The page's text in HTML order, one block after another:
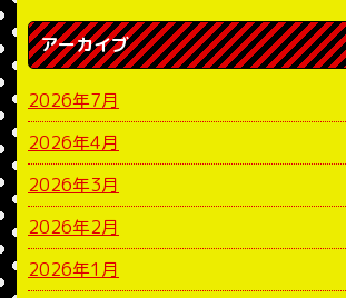
アーカイブ
2026年7月
2026年4月
2026年3月
2026年2月
2026年1月